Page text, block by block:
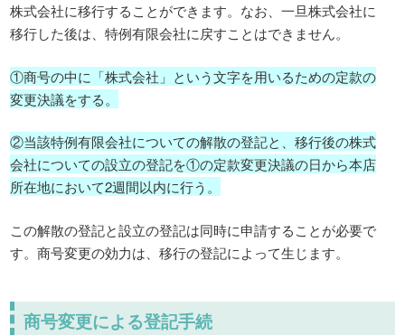
株式会社に移行することができます。なお、一旦株式会社に
移行した後は、特例有限会社に戻すことはできません。
①商号の中に「株式会社」という文字を用いるための定款の
変更決議をする。
②当該特例有限会社についての解散の登記と、移行後の株式
会社についての設立の登記を①の定款変更決議の日から本店
所在地において2週間以内に行う。
この解散の登記と設立の登記は同時に申請することが必要で
す。商号変更の効力は、移行の登記によって生じます。
商号変更による登記手続